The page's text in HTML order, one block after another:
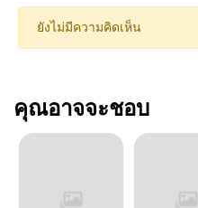
ยังไม่มีความคิดเห็น
คุณอาจจะชอบ